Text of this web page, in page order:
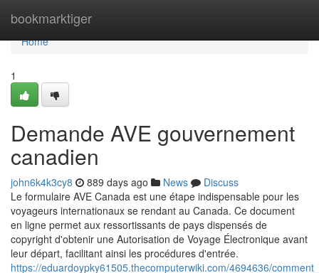
bookmarktiger
Home
Home
1
Demande AVE gouvernement
canadien
john6k4k3cy8 889 days ago News
Discuss
Le formulaire AVE Canada est une étape indispensable pour les
voyageurs internationaux se rendant au Canada. Ce document
en ligne permet aux ressortissants de pays dispensés de
copyright d'obtenir une Autorisation de Voyage Électronique avant
leur départ, facilitant ainsi les procédures d'entrée.
https://eduardoypky61505.thecomputerwiki.com/4694636/